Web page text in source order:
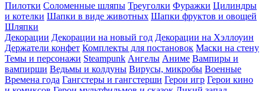
Пилотки Соломенные шляпы Треуголки Фуражки Цилиндры
и котелки Шапки в виде животных Шапки фруктов и овощей
Шляпки
Декорации Декорации на новый год Декорации на Хэллоуин
Держатели конфет Комплекты для постановок Маски на стену
Темы и персонажи Steampunk Ангелы Аниме Вампиры и
вампирши Ведьмы и колдуны Вирусы, микробы Военные
Времена года Гангстеры и гангстерши Герои игр Герои кино